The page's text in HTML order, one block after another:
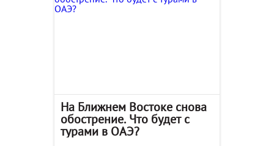
На Ближнем Востоке снова
обострение. Что будет с
турами в ОАЭ?